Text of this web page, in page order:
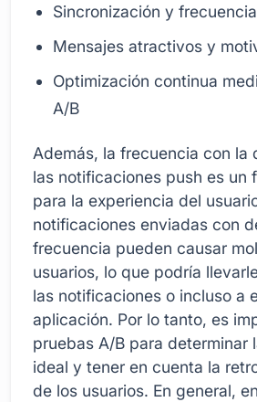
Sincronización y
Mensajes atractivos y
Optimización continua
A/B
Además, la frecuencia con la
las notificaciones push es un
para la experiencia del
notificaciones enviadas con
frecuencia pueden causar
usuarios, lo que podría
las notificaciones o incluso a
aplicación. Por lo tanto, es
pruebas A/B para determinar
ideal y tener en cuenta la
de los usuarios. En general,